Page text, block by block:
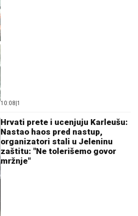
10:08 1
Hrvati prete i ucenjuju Karleušu:
Nastao haos pred nastup,
organizatori stali u Jeleninu
zaštitu: "Ne tolerišemo govor
mržnje"